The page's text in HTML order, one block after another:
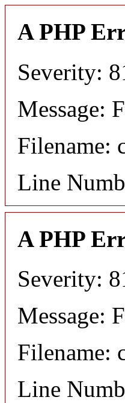
A PHP
Severity:
Message:
Filename:
Line
A PHP
Severity:
Message:
Filename:
Line